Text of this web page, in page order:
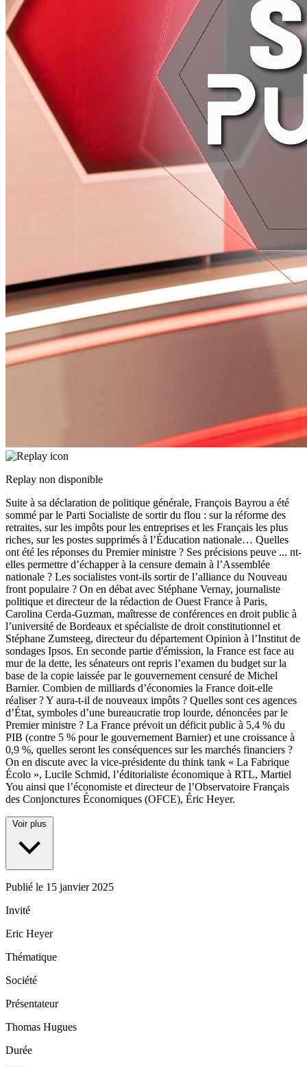
Replay non disponible
Suite à sa déclaration de politique générale, François Bayrou a été
sommé par le Parti Socialiste de sortir du flou : sur la réforme des
retraites, sur les impôts pour les entreprises et les Français les plus
riches, sur les postes supprimés à l’Éducation nationale… Quelles
ont été les réponses du Premier ministre ? Ses précisions peuve ... nt-
elles permettre d’échapper à la censure demain à l’Assemblée
nationale ? Les socialistes vont-ils sortir de l’alliance du Nouveau
front populaire ? On en débat avec Stéphane Vernay, journaliste
politique et directeur de la rédaction de Ouest France à Paris,
Carolina Cerda-Guzman, maîtresse de conférences en droit public à
l’université de Bordeaux et spécialiste de droit constitutionnel et
Stéphane Zumsteeg, directeur du département Opinion à l’Institut de
sondages Ipsos. En seconde partie d'émission, la France est face au
mur de la dette, les sénateurs ont repris l’examen du budget sur la
base de la copie laissée par le gouvernement censuré de Michel
Barnier. Combien de milliards d’économies la France doit-elle
réaliser ? Y aura-t-il de nouveaux impôts ? Quelles sont ces agences
d’État, symboles d’une bureaucratie trop lourde, dénoncées par le
Premier ministre ? La France prévoit un déficit public à 5,4 % du
PIB (contre 5 % pour le gouvernement Barnier) et une croissance à
0,9 %, quelles seront les conséquences sur les marchés financiers ?
On en discute avec la vice-présidente du think tank « La Fabrique
Écolo », Lucile Schmid, l’éditorialiste économique à RTL, Martiel
You ainsi que l’économiste et directeur de l’Observatoire Français
des Conjonctures Économiques (OFCE), Éric Heyer.
Voir plus
Publié le 15 janvier 2025
Invité
Eric Heyer
Thématique
Société
Présentateur
Thomas Hugues
Durée